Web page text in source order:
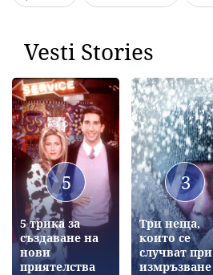
Vesti Stories
5
5 трика за
създаване на
нови
приятелства
3
Три неща,
които се
случват при
измръзване